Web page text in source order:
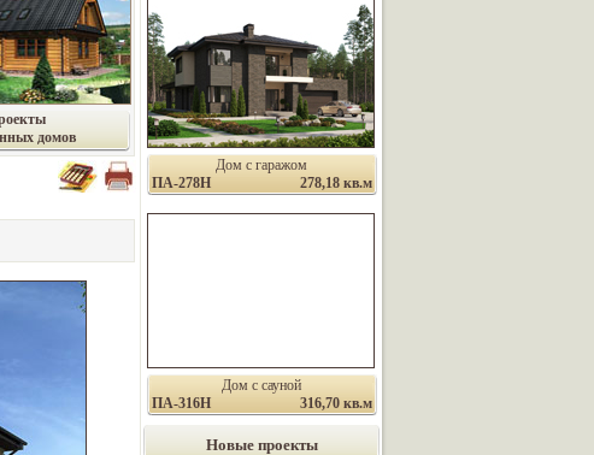
домов
Дом с гаражом
ПА-278Н
278,18 кв.м
Дом с сауной
ПА-316Н
316,70 кв.м
Новые проекты